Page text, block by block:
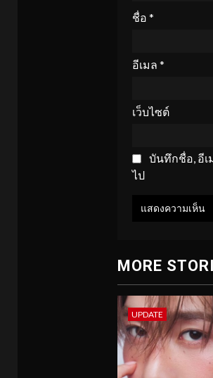
ชื่อ *
อีเมล *
เว็บไซต์
บันทึกชื่อ, อีเ
ไป
MORE
UPDATE